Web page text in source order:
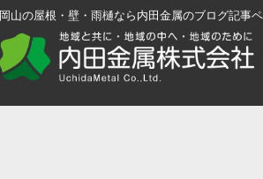
岡山の屋根・壁・雨樋なら内田金属のブログ記事